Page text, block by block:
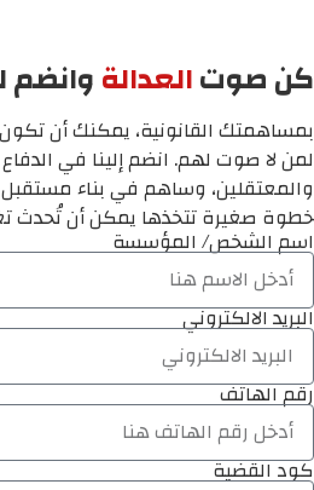
كن صوتالعدالةوانضم
بمساهمتك القانونية، يمكنك أن
لمن لا صوت لهم. انضم إلينا في
والمعتقلين، وساهم في بناء مستقبل
خطوة صغيرة تتخذها يمكن أن تُحدث
اسم الشخص/ المؤسسة
البريد الالكتروني
رقم الهاتف
كود القضية